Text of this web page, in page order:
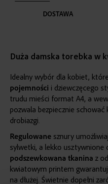
DOSTAWA
Duża damska torebka w
Idealny wybór dla kobiet,
pojemności i dziewczęcego
trudu mieści format A4, a
pozwala bezpiecznie
drobiazgi.
Regulowane sznury
sylwetki, a lekko usztywnione
podszewkowana tkanina z
kwiatowym printem
na dłużej. Świetnie dopełni